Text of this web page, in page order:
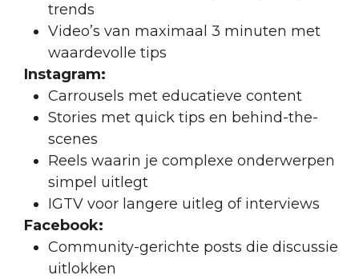
trends
Video’s van maximaal 3 minuten met
waardevolle tips
Instagram:
Carrousels met educatieve content
Stories met quick tips en behind-the-
scenes
Reels waarin je complexe onderwerpen
simpel uitlegt
IGTV voor langere uitleg of interviews
Facebook:
Community-gerichte posts die discussie
uitlokken